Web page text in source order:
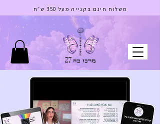
משלוח חינם בקנייה מעל 350 ש״ח